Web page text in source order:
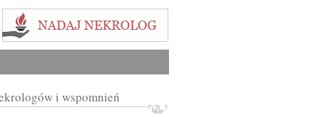
i wspomnień